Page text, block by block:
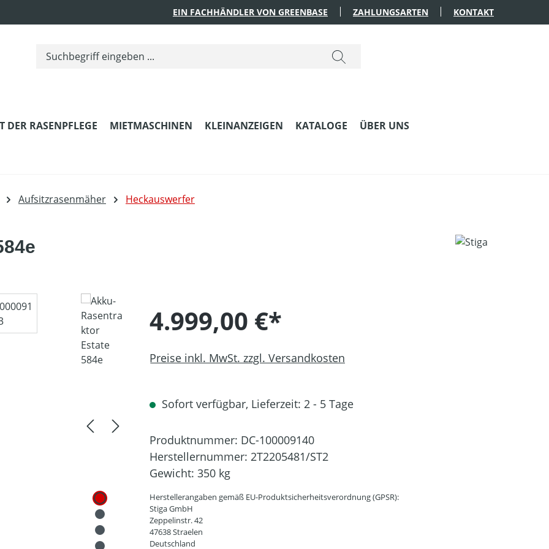
EIN FACHHÄNDLER VON GREENBASE ZAHLUNGSARTEN KONTAKT
DER RASENPFLEGE MIETMASCHINEN KLEINANZEIGEN KATALOGE ÜBER UNS
Aufsitzrasenmäher Heckauswerfer
4.999,00 €*
Preise inkl. MwSt. zzgl. Versandkosten
Sofort verfügbar, Lieferzeit: 2 - 5 Tage
Produktnummer: DC-100009140
Herstellernummer: 2T2205481/ST2
Gewicht: 350 kg
Herstellerangaben gemäß EU-Produktsicherheitsverordnung (GPSR):
Stiga GmbH
Zeppelinstr. 42
47638 Straelen
Deutschland